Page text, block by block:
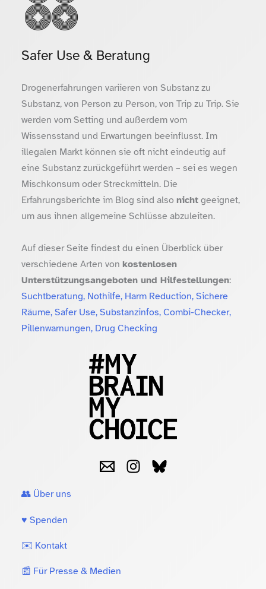
Safer Use & Beratung
Drogenerfahrungen variieren von Substanz zu
Substanz, von Person zu Person, von Trip zu Trip. Sie
werden vom Setting und außerdem vom
Wissensstand und Erwartungen beeinflusst. Im
illegalen Markt können sie oft nicht eindeutig auf
eine Substanz zurückgeführt werden – sei es wegen
Mischkonsum oder Streckmitteln. Die
Erfahrungsberichte im Blog sind also nichtgeeignet,
um aus ihnen allgemeine Schlüsse abzuleiten.
Auf dieser Seite findest du einen Überblick über
verschiedene Arten von kostenlosen
Unterstützungsangeboten und Hilfestellungen:
Suchtberatung, Nothilfe, Harm Reduction, Sichere
Räume, Safer Use, Substanzinfos, Combi-Checker,
Pillenwarnungen, Drug Checking
👥 Über uns
♥️ Spenden
✉️ Kontakt
📰 Für Presse & Medien